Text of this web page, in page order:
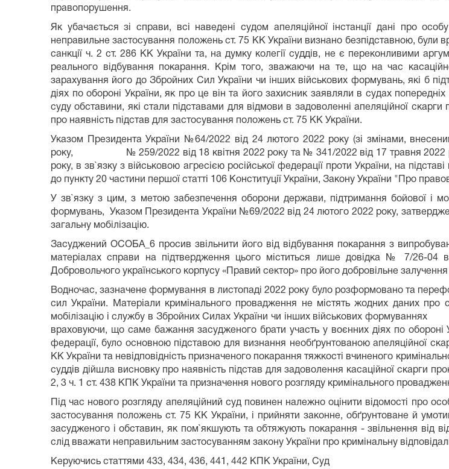
правопорушення.
Як убачається зі справи, всі наведені судом апеляційної інстанції дані про
неправильне застосування положень ст. 75 КК України визнано безпідставною, були
санкції ч. 2 ст. 286 КК України та, на думку колегії суддів, не є переконливими
реального відбування покарання. Крім того, зважаючи на те, що на час
зарахування його до Збройних Сил України чи інших військових формувань, які б
діях по обороні України, як про це він та його захисник заявляли в судах
суду обставини, які стали підставами для відмови в задоволенні апеляційної
про наявність підстав для застосування положень ст. 75 КК України.
Указом Президента України №64/2022 від 24 лютого 2022 року (зі змінами,
року, № 259/2022 від 18 квітня 2022 року та № 341/2022 від 17 травня 2022
року, в зв`язку з військовою агресією російської федерації проти України, на
до пункту 20 частини першої статті 106 Конституції України, Закону України "Про
У зв`язку з цим, з метою забезпечення оборони держави, підтримання бойової і
формувань, Указом Президента України №69/2022 від 24 лютого 2022 року,
загальну мобілізацію.
Засуджений ОСОБА_6 просив звільнити його від відбування покарання з
матеріалах справи на підтвердження цього міститься лише довідка № 7/26-
Добровольчого українського корпусу «Правий сектор» про його добровільне
Водночас, зазначене формування в листопаді 2022 року було розформовано та
сил України. Матеріали кримінального провадження не містять жодних даних
мобілізацію і службу в Збройних Силах України чи інших військових
враховуючи, що саме бажання засудженого брати участь у воєнних діях по обороні
федерації, було основною підставою для визнання необґрунтованою апеляційної
КК України та невідповідність призначеного покарання тяжкості вчиненого
суддів дійшла висновку про наявність підстав для задоволення касаційної скарги
2, 3 ч. 1 ст. 438 КПК України та призначення нового розгляду кримінального
Під час нового розгляду апеляційний суд повинен належно оцінити відомості про
застосування положень ст. 75 КК України, і прийняти законне, обґрунтоване й
засудженого і обставин, як пом`якшують та обтяжують покарання - звільнення від
слід вважати неправильним застосуванням закону України про кримінальну
Керуючись статтями 433, 434, 436, 441, 442 КПК України, Суд